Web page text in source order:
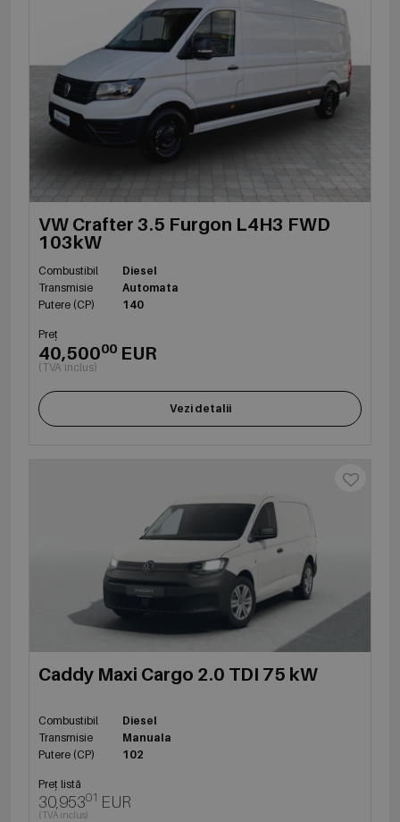
VW Crafter 3.5 Furgon L4H3 FWD
103kW
Combustibil
Diesel
Transmisie
Automata
Putere (CP)
140
Preț
40,50000 EUR
(TVA inclus)
Vezi detalii
Caddy Maxi Cargo 2.0 TDI 75 kW
Combustibil
Diesel
Transmisie
Manuala
Putere (CP)
102
Preț listă
30,95301 EUR
(TVA inclus)